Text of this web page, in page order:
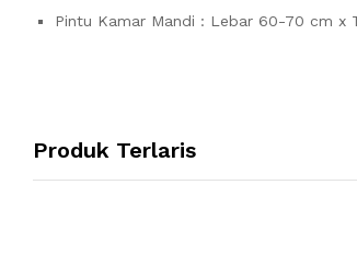
Pintu Kamar Mandi : Lebar 60-70 cm x
Produk Terlaris